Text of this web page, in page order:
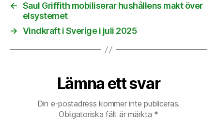
← Saul Griffith mobiliserar hushållens makt över
elsystemet
→ Vindkraft i Sverige i juli 2025
Lämna ett svar
Din e-postadress kommer inte publiceras.
Obligatoriska fält är märkta *